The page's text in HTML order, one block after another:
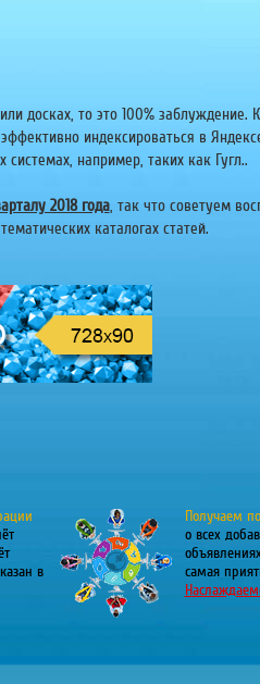
досках, то это 100% заблуждение.
индексироваться в
например, таких как Гугл..
2018 года, так что советуем
каталогах статей.
в
Получаем
о всех
самая